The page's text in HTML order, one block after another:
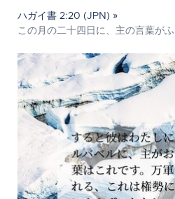
ハガイ書 2:20 (JPN) »
この月の二十四日に、主の言葉が